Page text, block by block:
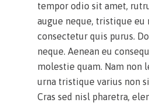
tempor odio sit amet,
augue neque, tristique eu
consectetur quis purus.
neque. Aenean eu
molestie quam. Nam non
urna tristique varius non
Cras sed nisl pharetra,